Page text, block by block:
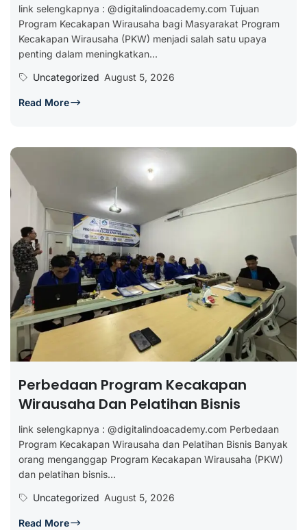
link selengkapnya : @digitalindoacademy.com Tujuan
Program Kecakapan Wirausaha bagi Masyarakat Program
Kecakapan Wirausaha (PKW) menjadi salah satu upaya
penting dalam meningkatkan...
Uncategorized August 5, 2026
Read More
Perbedaan Program Kecakapan
Wirausaha Dan Pelatihan Bisnis
link selengkapnya : @digitalindoacademy.com Perbedaan
Program Kecakapan Wirausaha dan Pelatihan Bisnis Banyak
orang menganggap Program Kecakapan Wirausaha (PKW)
dan pelatihan bisnis...
Uncategorized August 5, 2026
Read More